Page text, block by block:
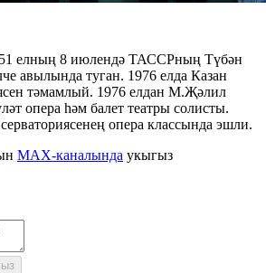
елның 8 июлендә ТАССРның Түбән
авылында туган. 1976 елда Казан
тәмамлый. 1976 елдан М.Җәлил
опера һәм балет театры солисты.
опера классында эшли.
MAX-каналында укыгыз